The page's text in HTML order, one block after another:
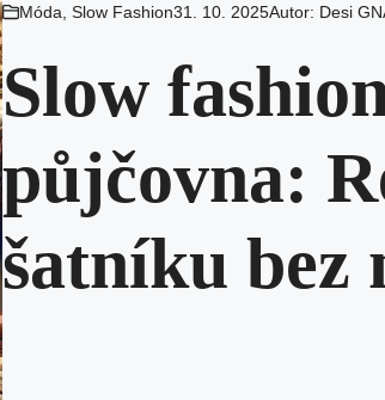
Móda Slow Fashion31. 10. 2025Autor: Desi
Slow
půjčovna:
šatníku bez